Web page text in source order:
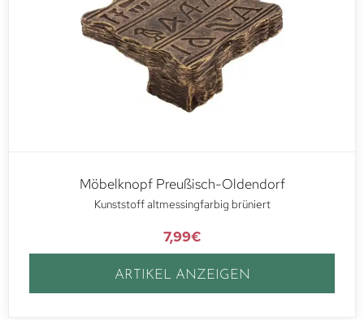
Möbelknopf Preußisch-Oldendorf
Kunststoff altmessingfarbig brüniert
7,99€
ARTIKEL ANZEIGEN